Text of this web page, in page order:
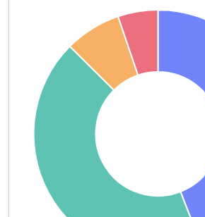
Karhulstraat 100
Momentum
Arnhemseweg 308
Nieuwenhuis Audiovisueel B.V.
Schumanpark 59
Nieuwenhuis AV Holding B.V.
Schumanpark 59
Oog voor Verlies
Holthuis 22 B Unit C